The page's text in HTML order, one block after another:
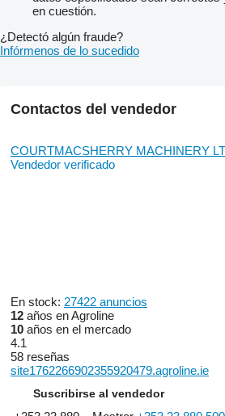
en cuestión.
¿Detectó algún fraude?
Infórmenos de lo sucedido
Contactos del vendedor
COURTMACSHERRY MACHINERY
Vendedor verificado
En stock: 27422 anuncios
12 años en Agroline
10 años en el mercado
4.1
58 reseñas
site1762266902355920479.agroline.ie
Suscribirse al vendedor